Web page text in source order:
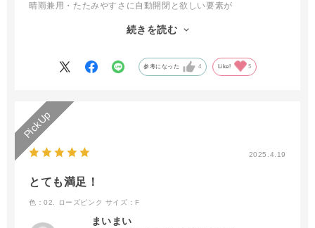
晴雨兼用・たたみやすさに自動開閉と欲しい要素が
が、《slim》タイプがあるのを知り母にも
今年の夏は安泰です
続きを読む
参考になった 4 Like! 5
2025.4.19
とても満足！
色：02. ローズピンク サイズ：F
まいまい